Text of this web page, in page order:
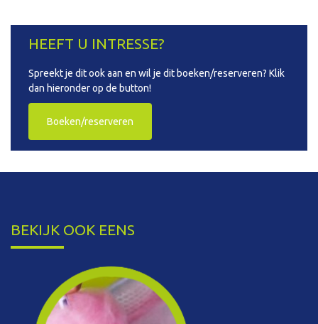
HEEFT U INTRESSE?
Spreekt je dit ook aan en wil je dit boeken/reserveren? Klik
dan hieronder op de button!
Boeken/reserveren
BEKIJK OOK EENS